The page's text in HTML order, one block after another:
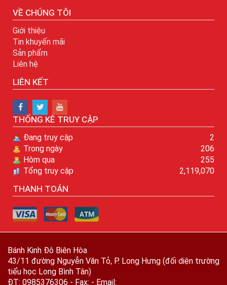
VỀ CHÚNG TÔI
Giới thiệu
Tin khuyến mãi
Sản phẩm
Liên hệ
LIÊN KẾT
THỐNG KÊ TRUY CẬP
Đang truy cập
2
Trong ngày
206
Hôm qua
255
Tổng truy cập
2,119,070
THANH TOÁN
Bánh Kinh Đô Biên Hòa
43/11 đường Nguyễn Văn Tỏ, P. Long Hưng (đối diện trường
tiểu học Long Bình Tân)
ĐT: 0985376306 - Fax: - Email: